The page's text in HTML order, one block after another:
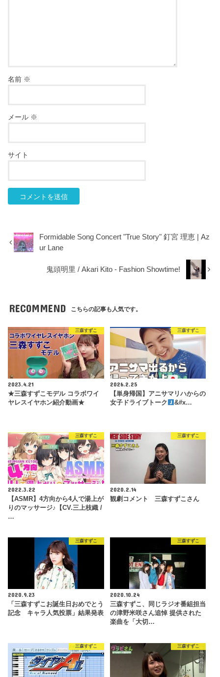
名前 ※
メール ※
サイト
Formidable Song Concert "True Story" 釘宮 理恵 | Az
ur Lane
鬼頭明里 / Akari Kito - Fashion Showtime!
RECOMMEND こちらの記事も人気です。
三森すずこ
2023.4.21
★三森すずこモデル コラボワイ
ヤレスイヤホン紹介動画★
三森すずこ
2026.2.25
【単身帰国】アニサマリハからの
女子ドライブトーク
&#x…
三森すずこ
2022.3.22
【ASMR】4方向から4人で湯上が
りのマッサージ♪【CV.三上枝織 /
…
三森すずこ
2020.2.14
観劇コメント 三森すずこさん
三森すずこ
2020.9.23
「三森すずこお誕生日おめでとう
記念 キャラ人気投票」結果発表
三森すずこ
2020.10.24
三森すずこ、同じラジオ番組担当
の津野米咲さん追悼 提供された
楽曲を「大切…
三森すずこ 三森すずこ